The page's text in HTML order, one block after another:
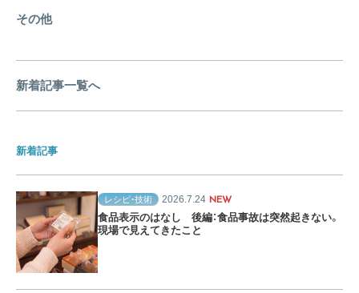
その他
新着記事一覧へ
新着記事
レシピ・技術 2026.7.24 NEW
食品表示のはなし 後編：食品事故は突然起きない。
現場で見えてきたこと